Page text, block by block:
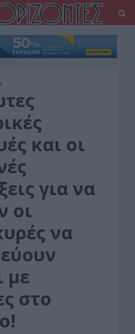
και οι
για να
οι
να
με
στο